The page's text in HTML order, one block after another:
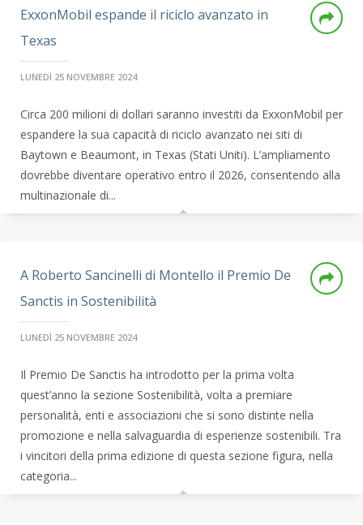
ExxonMobil espande il riciclo avanzato in
Texas
LUNEDÌ 25 NOVEMBRE 2024
Circa 200 milioni di dollari saranno investiti da ExxonMobil per
espandere la sua capacità di riciclo avanzato nei siti di
Baytown e Beaumont, in Texas (Stati Uniti). L’ampliamento
dovrebbe diventare operativo entro il 2026, consentendo alla
multinazionale di...
A Roberto Sancinelli di Montello il Premio De
Sanctis in Sostenibilità
LUNEDÌ 25 NOVEMBRE 2024
Il Premio De Sanctis ha introdotto per la prima volta
quest’anno la sezione Sostenibilità, volta a premiare
personalità, enti e associazioni che si sono distinte nella
promozione e nella salvaguardia di esperienze sostenibili. Tra
i vincitori della prima edizione di questa sezione figura, nella
categoria...